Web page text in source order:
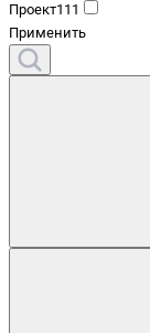
Проект111
Применить